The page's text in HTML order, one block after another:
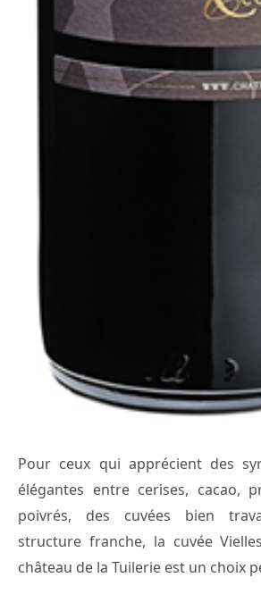
Pour ceux qui apprécient des
élégantes entre cerises, cacao,
poivrés, des cuvées bien
structure franche, la cuvée
château de la Tuilerie est un choix